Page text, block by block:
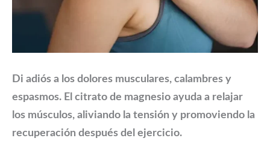
Di adiós a los dolores musculares, calambres y
espasmos. El citrato de magnesio ayuda a relajar
los músculos, aliviando la tensión y promoviendo la
recuperación después del ejercicio.